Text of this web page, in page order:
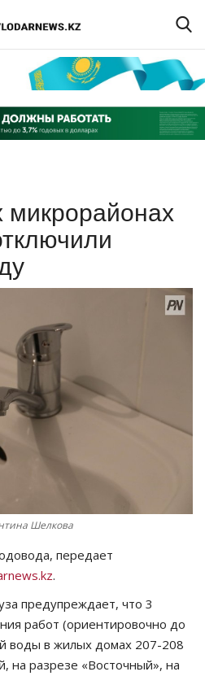
Регистрация
микрорайонах
Шелкова
передает
.
предупреждает, что 3
работ (ориентировочно до
воды в жилых домах 207-208
на разрезе «Восточный», на